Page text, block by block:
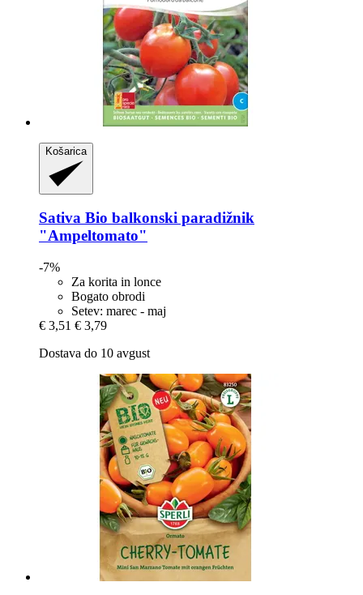
Košarica
Sativa Bio balkonski paradižnik
"Ampeltomato"
-7%
Za korita in lonce
Bogato obrodi
Setev: marec - maj
€ 3,51 € 3,79
Dostava do 10 avgust